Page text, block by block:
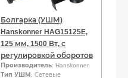
Болгарка (УШМ)
Hanskonner HAG15125E,
125 мм, 1500 Вт, с
регулировкой оборотов
Производитель: Hanskonner
Тип УШМ : Сетевые